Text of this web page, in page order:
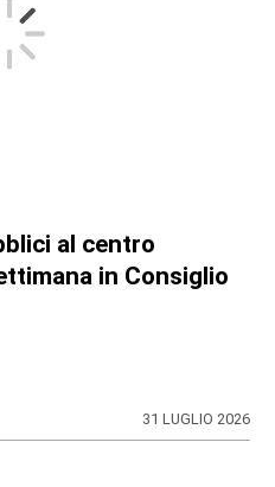
al centro
in Consiglio
31 LUGLIO 2026